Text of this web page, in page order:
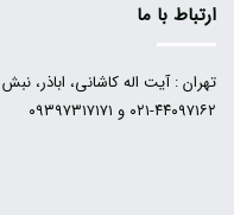
ارتباط با ما
۴۴۰۹۷۱۶۲-۰۲۱ و ۰۹۳۹۷۳۱۷۱۷۱